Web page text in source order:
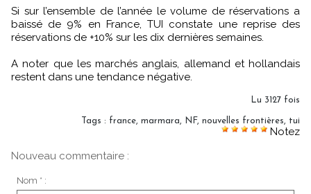
Si sur l’ensemble de l’année le volume de réservations a
baissé de 9% en France, TUI constate une reprise des
réservations de +10% sur les dix dernières semaines.
A noter que les marchés anglais, allemand et hollandais
restent dans une tendance négative.
Lu 3127 fois
Tags : france, marmara, NF, nouvelles frontières, tui
Notez
Nouveau commentaire :
Nom * :